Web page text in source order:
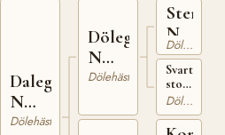
Dalegudbrand
N
446
Dölehäst
Dölegubben
N
169
Dölehäst
N
126Dölehäst
Svart
sto
född
1871
på
Dölehäst